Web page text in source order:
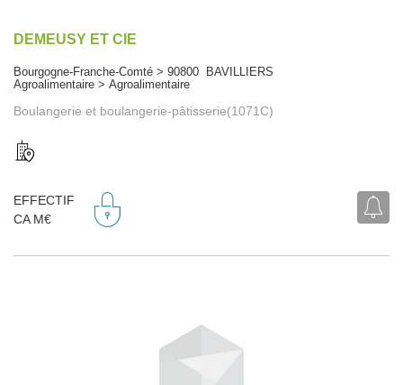
DEMEUSY ET CIE
Bourgogne-Franche-Comté > 90800 BAVILLIERS
Agroalimentaire > Agroalimentaire
Boulangerie et boulangerie-pâtisserie(1071C)
EFFECTIF
CA M€